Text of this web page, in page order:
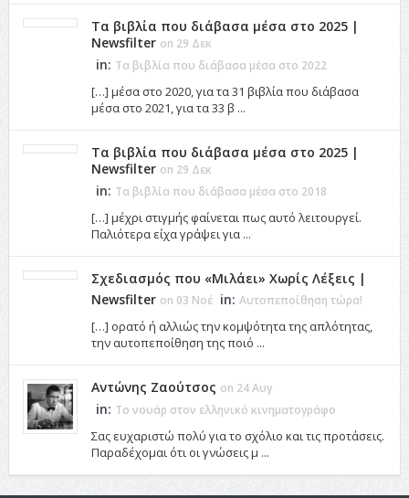
Τα βιβλία που διάβασα μέσα στο 2025 |
Newsfilter on 29 Δεκ
in: Τα βιβλία που διάβασα μέσα στο 2022
[…] μέσα στο 2020, για τα 31 βιβλία που διάβασα
μέσα στο 2021, για τα 33 β ...
Τα βιβλία που διάβασα μέσα στο 2025 |
Newsfilter on 29 Δεκ
in: Τα βιβλία που διάβασα μέσα στο 2018
[…] μέχρι στιγμής φαίνεται πως αυτό λειτουργεί.
Παλιότερα είχα γράψει για ...
Σχεδιασμός που «Μιλάει» Χωρίς Λέξεις |
Newsfilter on 03 Νοέ in: Αυτοπεποίθηση τώρα!
[…] ορατό ή αλλιώς την κομψότητα της απλότητας,
την αυτοπεποίθηση της ποιό ...
Αντώνης Ζαούτσος on 24 Αυγ
in: Το νουάρ στον ελληνικό κινηματογράφο
Σας ευχαριστώ πολύ για το σχόλιο και τις προτάσεις.
Παραδέχομαι ότι οι γνώσεις μ ...